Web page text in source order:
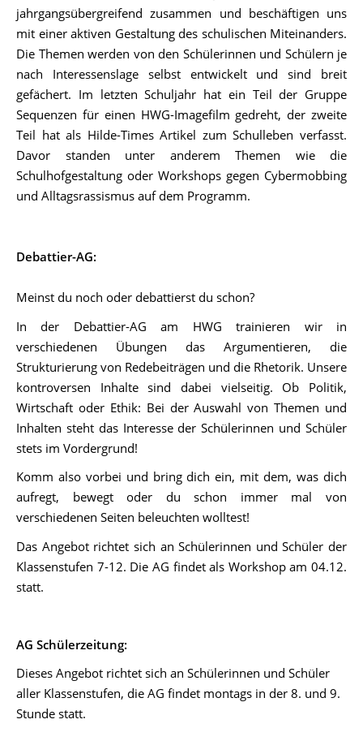
jahrgangsübergreifend zusammen und beschäftigen uns
mit einer aktiven Gestaltung des schulischen Miteinanders.
Die Themen werden von den Schülerinnen und Schülern je
nach Interessenslage selbst entwickelt und sind breit
gefächert. Im letzten Schuljahr hat ein Teil der Gruppe
Sequenzen für einen HWG-Imagefilm gedreht, der zweite
Teil hat als Hilde-Times Artikel zum Schulleben verfasst.
Davor standen unter anderem Themen wie die
Schulhofgestaltung oder Workshops gegen Cybermobbing
und Alltagsrassismus auf dem Programm.
Debattier-AG:
Meinst du noch oder debattierst du schon?
In der Debattier-AG am HWG trainieren wir in
verschiedenen Übungen das Argumentieren, die
Strukturierung von Redebeiträgen und die Rhetorik. Unsere
kontroversen Inhalte sind dabei vielseitig. Ob Politik,
Wirtschaft oder Ethik: Bei der Auswahl von Themen und
Inhalten steht das Interesse der Schülerinnen und Schüler
stets im Vordergrund!
Komm also vorbei und bring dich ein, mit dem, was dich
aufregt, bewegt oder du schon immer mal von
verschiedenen Seiten beleuchten wolltest!
Das Angebot richtet sich an Schülerinnen und Schüler der
Klassenstufen 7-12. Die AG findet als Workshop am 04.12.
statt.
AG Schülerzeitung:
Dieses Angebot richtet sich an Schülerinnen und Schüler
aller Klassenstufen, die AG findet montags in der 8. und 9.
Stunde statt.